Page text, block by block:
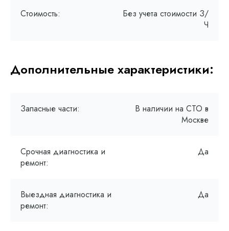
Стоимость:
Без учета стоимости З/
Ч
Дополнительные характеристики:
Запасные части:
В наличии на СТО в
Москве
Срочная диагностика и
ремонт:
Да
Выездная диагностика и
ремонт:
Да